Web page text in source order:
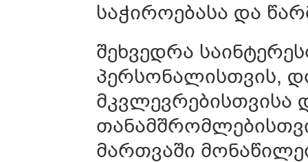
საჭიროებასა და
შეხვედრა
პერსონალისთვის,
მკვლევრებისთვისა
მართვაში